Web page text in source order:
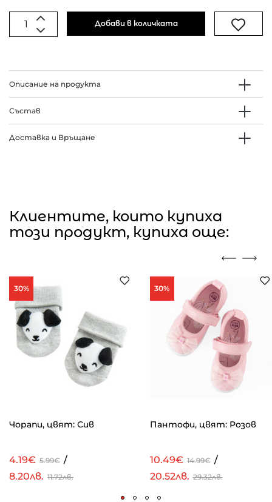
Добави в количката
Описание на продукта
Състав
Доставка и Връщане
Клиентите, които купиха
този продукт, купиха още:
30%
Чорапи, цвят: Сив
4.19€ 5.99€ /
8.20лв. 11.72лв.
30%
Пантофи, цвят: Розов
10.49€ 14.99€ /
20.52лв. 29.32лв.